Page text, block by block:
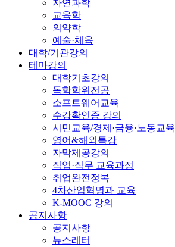
자연과학
교육학
의약학
예술·체육
대학/기관강의
테마강의
대학기초강의
독학학위전공
소프트웨어교육
수강확인증 강의
시민교육/경제·금융·노동교육
영어&해외특강
자막제공강의
직업·직무 교육과정
취업완전정복
4차산업혁명과 교육
K-MOOC 강의
공지사항
공지사항
뉴스레터